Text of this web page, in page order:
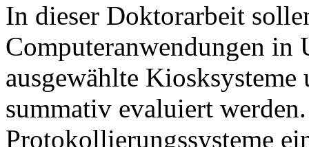
In dieser Doktorarbeit
Computeranwendungen
ausgewählte
summativ evaluiert
Protokollierungssysteme